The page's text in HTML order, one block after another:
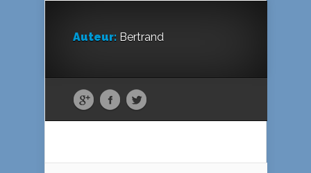
Auteur: Bertrand